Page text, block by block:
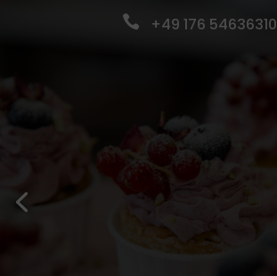
 +49 176 54636310